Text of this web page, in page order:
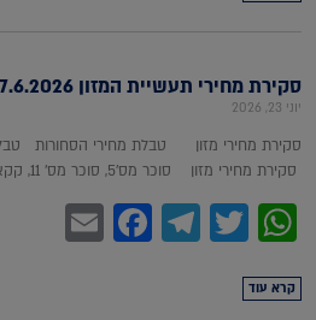
סקירת מחירי תעשיית המזון 17.6.2026
יוני 23, 2026
סקירת מחירי מזון טבלת מחירי הסחורות
סקירת מחירי מזון סוכר מס'5, סוכר מס' 11, קקאו,
WhatsApp
Twitter
Telegram
קרא עוד